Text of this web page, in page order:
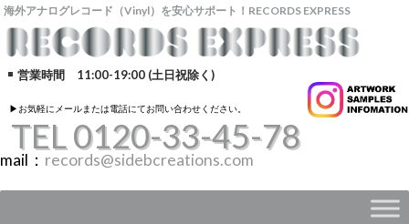
海外アナログレコード（Vinyl）を安心サポート！RECORDS EXPRESS
営業時間 11:00-19:00 (土日祝除く)
▶︎お気軽にメールまたは電話にてお問い合わせください。
TEL 0120-33-45-78
mail： records@sidebcreations.com